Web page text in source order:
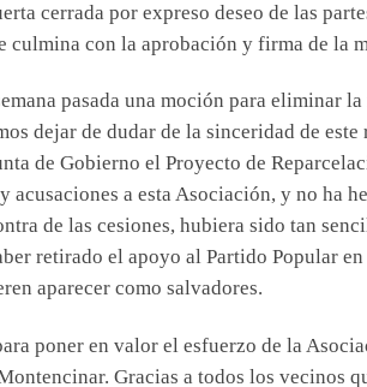
cerrada por expreso deseo de las
con la aprobación y firma de la
pasada una moción para eliminar
dejar de dudar de la sinceridad de
de Gobierno el Proyecto de
acusaciones a esta Asociación, y no ha
de las cesiones, hubiera sido tan
retirado el apoyo al Partido Popular
aparecer como salvadores.
poner en valor el esfuerzo de la
Gracias a todos los vecinos